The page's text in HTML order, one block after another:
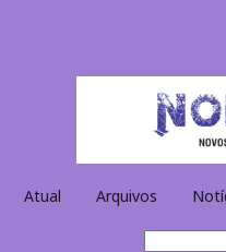
Atual Arquivos